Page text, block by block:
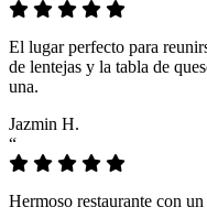
El lugar perfecto para
de lentejas y la tabla de
una.
Jazmin H.
“
Hermoso restaurante con